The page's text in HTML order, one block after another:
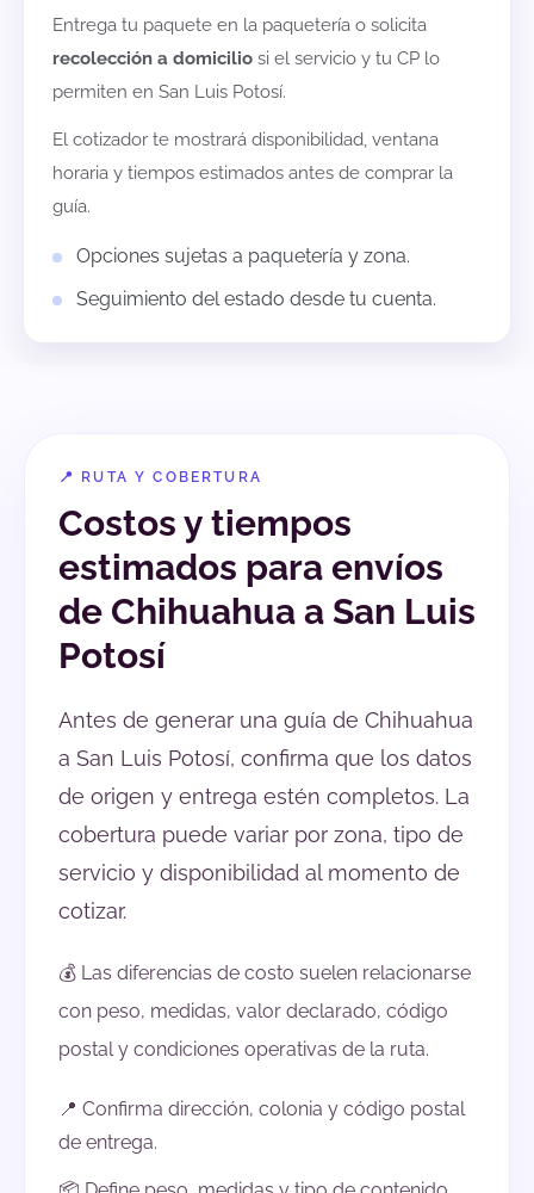
Entrega tu paquete en la paquetería o solicita
recolección a domicilio si el servicio y tu CP lo
permiten en San Luis Potosí.
El cotizador te mostrará disponibilidad, ventana
horaria y tiempos estimados antes de comprar la
guía.
Opciones sujetas a paquetería y zona.
Seguimiento del estado desde tu cuenta.
📍 RUTA Y COBERTURA
Costos y tiempos
estimados para envíos
de Chihuahua a San Luis
Potosí
Antes de generar una guía de Chihuahua
a San Luis Potosí, confirma que los datos
de origen y entrega estén completos. La
cobertura puede variar por zona, tipo de
servicio y disponibilidad al momento de
cotizar.
💰 Las diferencias de costo suelen relacionarse
con peso, medidas, valor declarado, código
postal y condiciones operativas de la ruta.
📍 Confirma dirección, colonia y código postal
de entrega.